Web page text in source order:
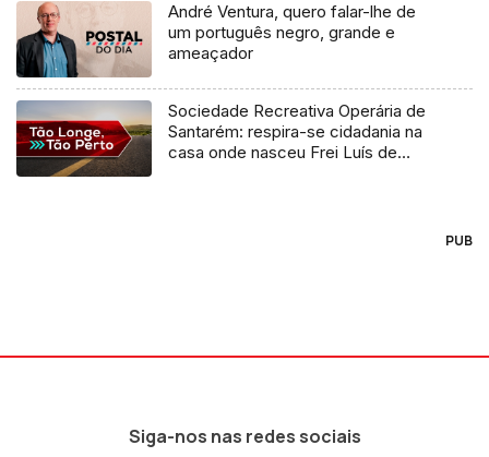
André Ventura, quero falar-lhe de
um português negro, grande e
ameaçador
Sociedade Recreativa Operária de
Santarém: respira-se cidadania na
casa onde nasceu Frei Luís de
PUB
Siga-nos nas redes sociais